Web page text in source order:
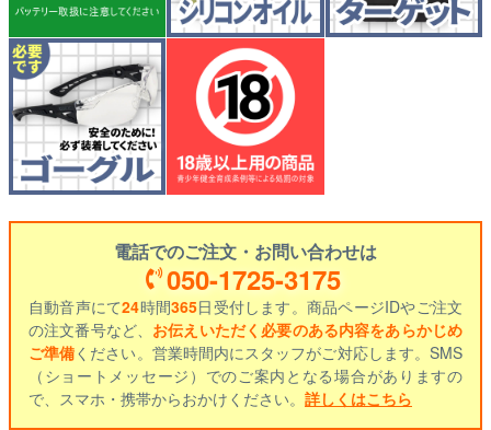
電話でのご注文・お問い合わせは
050-1725-3175
自動音声にて24時間365日受付します。商品ページIDやご注文
の注文番号など、 お伝えいただく必要のある内容をあらかじめ
ご準備ください。営業時間内にスタッフがご対応します。SMS
（ショートメッセージ）でのご案内となる場合がありますの
で、スマホ・携帯からおかけください。 詳しくはこちら